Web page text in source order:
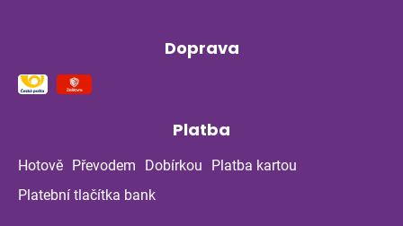
Doprava
Platba
Hotově Převodem Dobírkou
Platba kartou
Platební tlačítka bank